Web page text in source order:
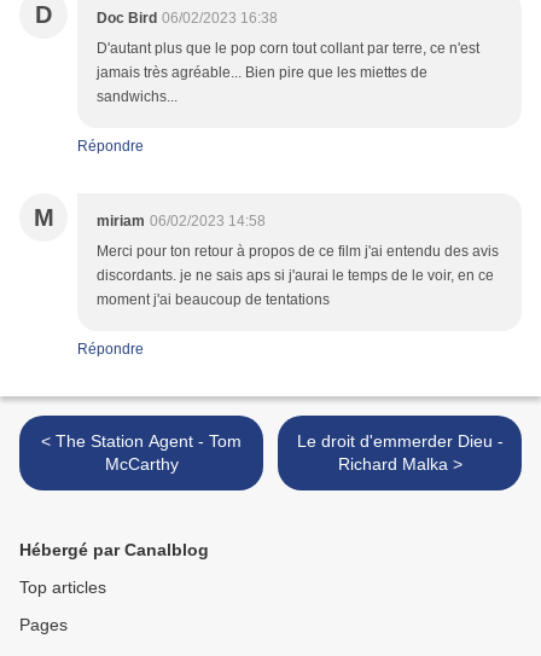
D Doc Bird 06/02/2023 16:38
D'autant plus que le pop corn tout collant par terre, ce n'est
jamais très agréable... Bien pire que les miettes de
sandwichs...
Répondre
M miriam 06/02/2023 14:58
Merci pour ton retour à propos de ce film j'ai entendu des avis
discordants. je ne sais aps si j'aurai le temps de le voir, en ce
moment j'ai beaucoup de tentations
Répondre
< The Station Agent - Tom
McCarthy
Le droit d'emmerder Dieu -
Richard Malka >
Hébergé par Canalblog
Top articles
Pages